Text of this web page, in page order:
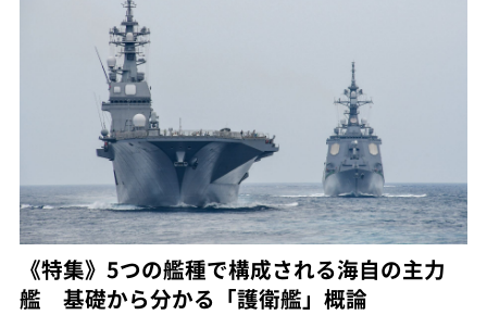
《特集》5つの艦種で構成される海自の主力
艦 基礎から分かる「護衛艦」概論